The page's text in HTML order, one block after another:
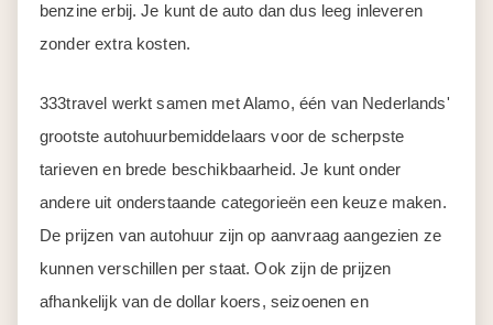
benzine erbij. Je kunt de auto dan dus leeg inleveren
zonder extra kosten.
333travel werkt samen met Alamo, één van Nederlands'
grootste autohuurbemiddelaars voor de scherpste
tarieven en brede beschikbaarheid. Je kunt onder
andere uit onderstaande categorieën een keuze maken.
De prijzen van autohuur zijn op aanvraag aangezien ze
kunnen verschillen per staat. Ook zijn de prijzen
afhankelijk van de dollar koers, seizoenen en